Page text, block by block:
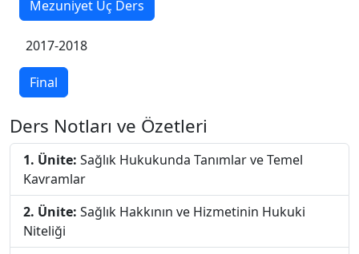
Mezuniyet Üç Ders
2017-2018
Final
Ders Notları ve Özetleri
1. Ünite: Sağlık Hukukunda Tanımlar ve Temel
Kavramlar
2. Ünite: Sağlık Hakkının ve Hizmetinin Hukuki
Niteliği